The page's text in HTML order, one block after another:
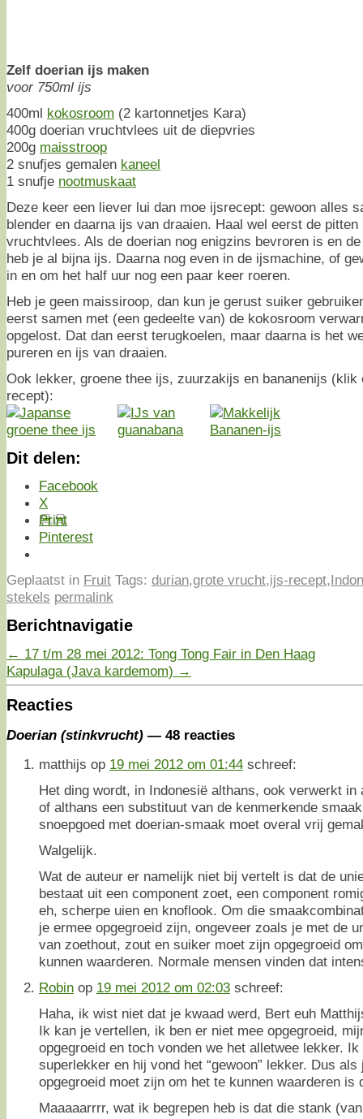
Zelf doerian ijs maken
voor 750ml ijs
400ml kokosroom (2 kartonnetjes Kara)
400g doerian vruchtvlees uit de diepvries
200g maisstroop
2 snufjes gemalen kaneel
1 snufje nootmuskaat
Deze keer een liever lui dan moe ijsrecept: gewoon alles
blender en daarna ijs van draaien. Haal wel eerst de pitten
vruchtvlees. Als de doerian nog enigzins bevroren is en
heb je al bijna ijs. Daarna nog even in de ijsmachine, of
in en om het half uur nog een paar keer roeren.
Heb je geen maissiroop, dan kun je gerust suiker
eerst samen met (een gedeelte van) de kokosroom
opgelost. Dat dan eerst terugkoelen, maar daarna is het
pureren en ijs van draaien.
Ook lekker, groene thee ijs, zuurzakijs en bananenijs (klik
recept):
Dit delen:
Facebook
X
Print
Pinterest
Geplaatst in Fruit Tags: durian,grote vrucht,ijs-recept,
stekels permalink
Berichtnavigatie
← 17 t/m 28 mei 2012: Tong Tong Fair in Den Haag
Kapulaga (Java kardemom) →
Reacties
Doerian (stinkvrucht) — 48 reacties
matthijs op 19 mei 2012 om 01:44 schreef:
Het ding wordt, in Indonesië althans, ook verwerkt in
of althans een substituut van de kenmerkende
snoepgoed met doerian-smaak moet overal vrij
Walgelijk.
Wat de auteur er namelijk niet bij vertelt is dat de
bestaat uit een component zoet, een component
eh, scherpe uien en knoflook. Om die
je ermee opgegroeid zijn, ongeveer zoals je met de
van zoethout, zout en suiker moet zijn opgegroeid
kunnen waarderen. Normale mensen vinden dat
Robin op 19 mei 2012 om 02:03 schreef:
Haha, ik wist niet dat je kwaad werd, Bert euh
Ik kan je vertellen, ik ben er niet mee opgegroeid,
opgegroeid en toch vonden we het alletwee lekker.
superlekker en hij vond het “gewoon” lekker. Dus
opgegroeid moet zijn om het te kunnen waarderen is
Maaaaarrrr, wat ik begrepen heb is dat die stank